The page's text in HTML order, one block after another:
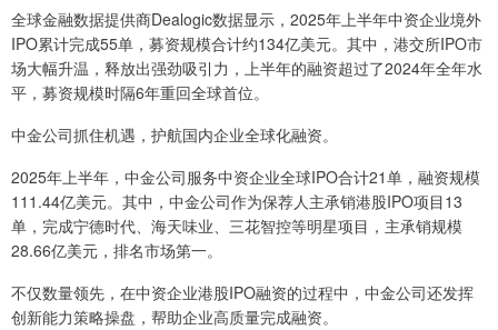
全球金融数据提供商Dealogic数据显示，2025年上半年中资企业境外
IPO累计完成55单，募资规模合计约134亿美元。其中，港交所IPO市
场大幅升温，释放出强劲吸引力，上半年的融资超过了2024年全年水
平，募资规模时隔6年重回全球首位。
中金公司抓住机遇，护航国内企业全球化融资。
2025年上半年，中金公司服务中资企业全球IPO合计21单，融资规模
111.44亿美元。其中，中金公司作为保荐人主承销港股IPO项目13
单，完成宁德时代、海天味业、三花智控等明星项目，主承销规模
28.66亿美元，排名市场第一。
不仅数量领先，在中资企业港股IPO融资的过程中，中金公司还发挥
创新能力策略操盘，帮助企业高质量完成融资。